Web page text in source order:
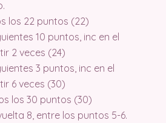
los 22 puntos (22)
10 puntos, inc en el
2 veces (24)
3 puntos, inc en el
6 veces (30)
los 30 puntos (30)
8, entre los puntos 5-6.